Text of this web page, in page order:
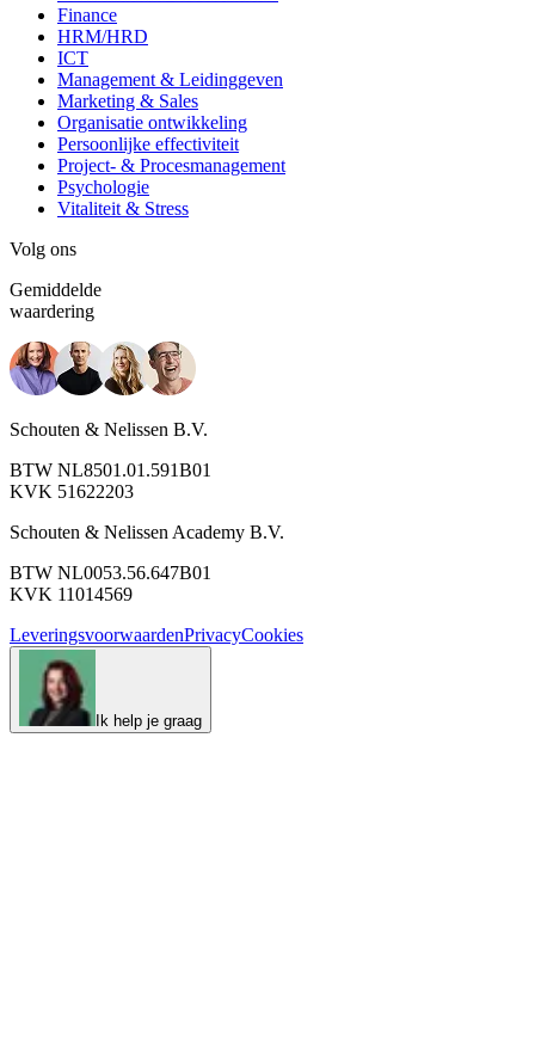
Finance
HRM/HRD
ICT
Management & Leidinggeven
Marketing & Sales
Organisatie ontwikkeling
Persoonlijke effectiviteit
Project- & Procesmanagement
Psychologie
Vitaliteit & Stress
Volg ons
Gemiddelde
waardering
Schouten & Nelissen B.V.
BTW NL8501.01.591B01
KVK 51622203
Schouten & Nelissen Academy B.V.
BTW NL0053.56.647B01
KVK 11014569
LeveringsvoorwaardenPrivacyCookies
Ik help je graag